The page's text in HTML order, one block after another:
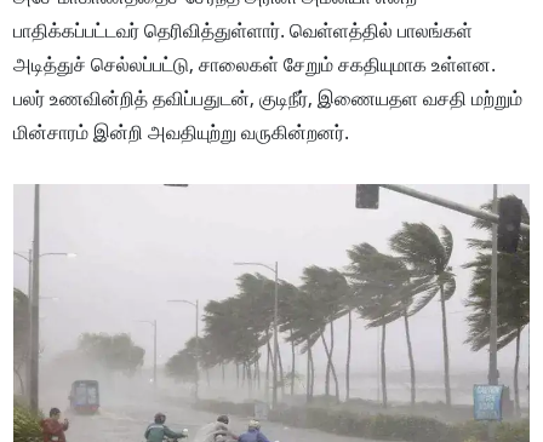
பாதிக்கப்பட்டவர் தெரிவித்துள்ளார். வெள்ளத்தில் பாலங்கள்
அடித்துச் செல்லப்பட்டு, சாலைகள் சேறும் சகதியுமாக உள்ளன.
பலர் உணவின்றித் தவிப்பதுடன், குடிநீர், இணையதள வசதி மற்றும்
மின்சாரம் இன்றி அவதியுற்று வருகின்றனர்.